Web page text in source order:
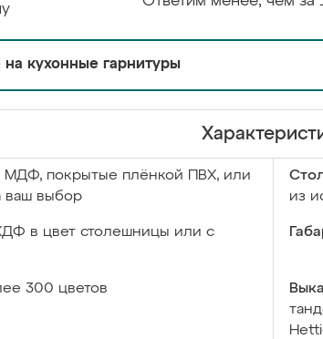
на кухонные гарнитуры
МДФ, покрытые плёнкой ПВХ, или
ваш выбор
из
в цвет столешницы или с
300 цветов